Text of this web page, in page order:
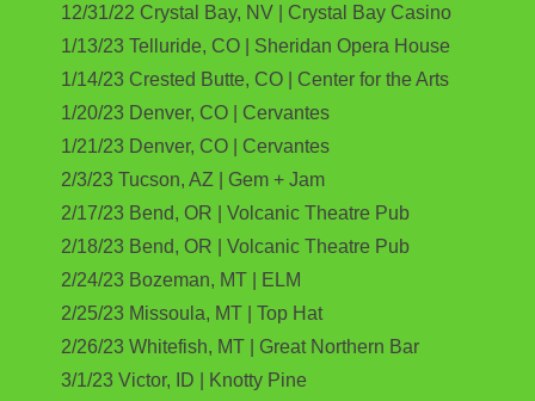
12/31/22 Crystal Bay, NV | Crystal Bay Casino
1/13/23 Telluride, CO | Sheridan Opera House
1/14/23 Crested Butte, CO | Center for the Arts
1/20/23 Denver, CO | Cervantes
1/21/23 Denver, CO | Cervantes
2/3/23 Tucson, AZ | Gem + Jam
2/17/23 Bend, OR | Volcanic Theatre Pub
2/18/23 Bend, OR | Volcanic Theatre Pub
2/24/23 Bozeman, MT | ELM
2/25/23 Missoula, MT | Top Hat
2/26/23 Whitefish, MT | Great Northern Bar
3/1/23 Victor, ID | Knotty Pine